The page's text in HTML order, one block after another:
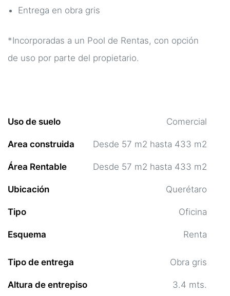
Entrega en obra gris
*Incorporadas a un Pool de Rentas, con opción
de uso por parte del propietario.
Uso de suelo Comercial
Area construida Desde 57 m2 hasta 433 m2
Área Rentable Desde 57 m2 hasta 433 m2
Ubicación Querétaro
Tipo Oficina
Esquema Renta
Tipo de entrega Obra gris
Altura de entrepiso 3.4 mts.